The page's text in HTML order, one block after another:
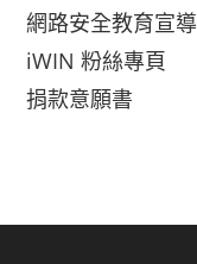
網路安全教育宣導
iWIN 粉絲專頁
捐款意願書